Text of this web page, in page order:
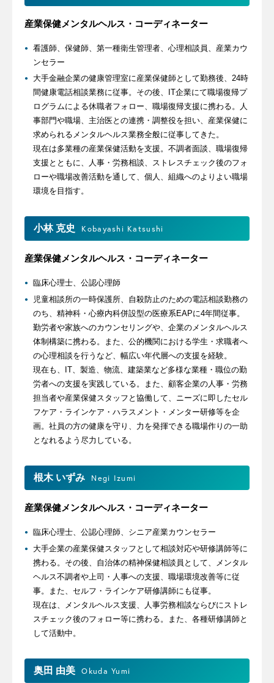
産業保健メンタルヘルス・コーディネーター
看護師、保健師、第一種衛生管理者、心理相談員、産業カウ
ンセラー
大手金融企業の健康管理室に産業保健師として勤務後、24時
間健康電話相談業務に従事。その後、IT企業にて職場復帰プ
ログラムによる休職者フォロー、職場復帰支援に携わる。人
事部門や職場、主治医との連携・調整役を担い、産業保健に
求められるメンタルヘルス業務全般に従事してきた。
現在は多業種の産業保健活動を支援。不調者面談、職場復帰
支援とともに、人事・労務相談、ストレスチェック後のフォ
ローや職場改善活動を通して、個人、組織へのよりよい職場
環境を目指す。
小林 克史 Kobayashi Katsushi
産業保健メンタルヘルス・コーディネーター
臨床心理士、公認心理師
児童相談所の一時保護所、自殺防止のための電話相談勤務の
のち、精神科・心療内科併設型の医療系EAPに4年間従事。
勤労者や家族へのカウンセリングや、企業のメンタルヘルス
体制構築に携わる。また、公的機関における学生・求職者へ
の心理相談を行うなど、幅広い年代層への支援を経験。
現在も、IT、製造、物流、建築業など多様な業種・職位の勤
労者への支援を実践している。また、顧客企業の人事・労務
担当者や産業保健スタッフと協働して、ニーズに即したセル
フケア・ラインケア・ハラスメント・メンター研修等を企
画。社員の方の健康を守り、力を発揮できる職場作りの一助
となれるよう尽力している。
根木 いずみ Negi Izumi
産業保健メンタルヘルス・コーディネーター
臨床心理士、公認心理師、シニア産業カウンセラー
大手企業の産業保健スタッフとして相談対応や研修講師等に
携わる。その後、自治体の精神保健相談員として、メンタル
ヘルス不調者や上司・人事への支援、職場環境改善等に従
事。また、セルフ・ラインケア研修講師にも従事。
現在は、メンタルヘルス支援、人事労務相談ならびにストレ
スチェック後のフォロー等に携わる。また、各種研修講師と
して活動中。
奥田 由美 Okuda Yumi